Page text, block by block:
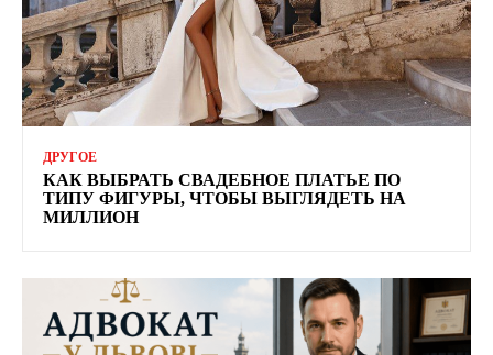
ДРУГОЕ
КАК ВЫБРАТЬ СВАДЕБНОЕ ПЛАТЬЕ ПО
ТИПУ ФИГУРЫ, ЧТОБЫ ВЫГЛЯДЕТЬ НА
МИЛЛИОН